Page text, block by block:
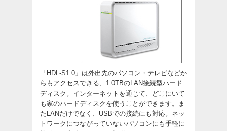
「HDL-S1.0」は外出先のパソコン・テレビなどか
らもアクセスできる、1.0TBのLAN接続型ハード
ディスク。インターネットを通じて、どこにいて
も家のハードディスクを使うことができます。ま
たLANだけでなく、USBでの接続にも対応。ネッ
トワークにつながっていないパソコンにも手軽に